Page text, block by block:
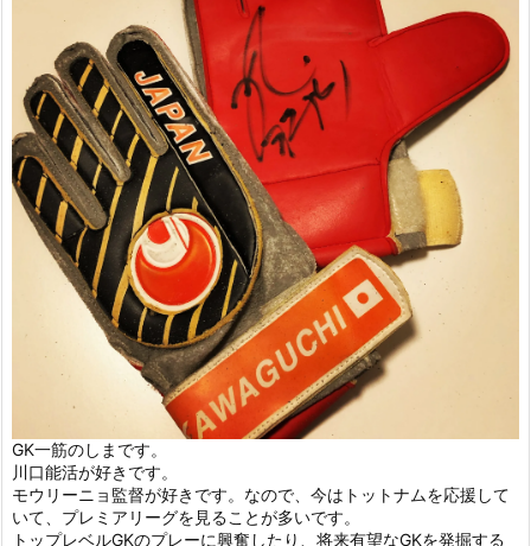
GK一筋のしまです。
川口能活が好きです。
モウリーニョ監督が好きです。なので、今はトットナムを応援して
いて、プレミアリーグを見ることが多いです。
トップレベルGKのプレーに興奮したり、将来有望なGKを発掘する